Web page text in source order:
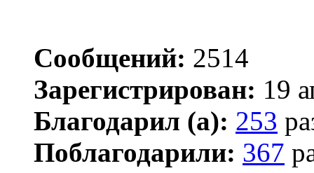
Сообщений: 2514
Зарегистрирован: 19
Благодарил (а): 253
Поблагодарили: 367